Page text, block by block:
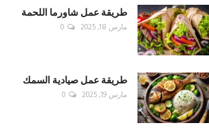
طريقة عمل شاورما اللحمة
مارس 18, 2025 0
طريقة عمل صيادية السمك
مارس 19, 2025 0